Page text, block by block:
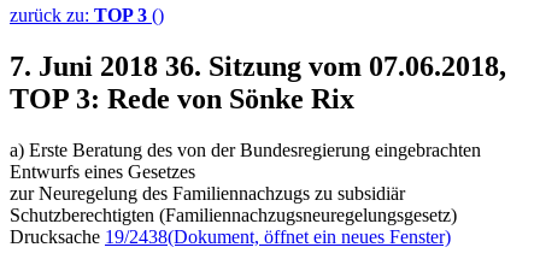
zurück zu: TOP 3 ()
7. Juni 2018 36. Sitzung vom 07.06.2018,
TOP 3: Rede von Sönke Rix
a) Erste Beratung des von der Bundesregierung eingebrachten
Entwurfs eines Gesetzes
zur Neuregelung des Familiennachzugs zu subsidiär
Schutzberechtigten (Familiennachzugsneuregelungsgesetz)
Drucksache 19/2438(Dokument, öffnet ein neues Fenster)